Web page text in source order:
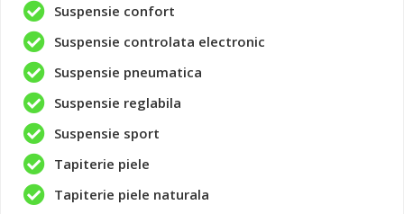
Suspensie confort
Suspensie controlata electronic
Suspensie pneumatica
Suspensie reglabila
Suspensie sport
Tapiterie piele
Tapiterie piele naturala